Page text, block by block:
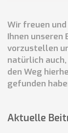
Wir freuen und
Ihnen unseren
vorzustellen
natürlich auch,
den Weg
gefunden
Aktuelle